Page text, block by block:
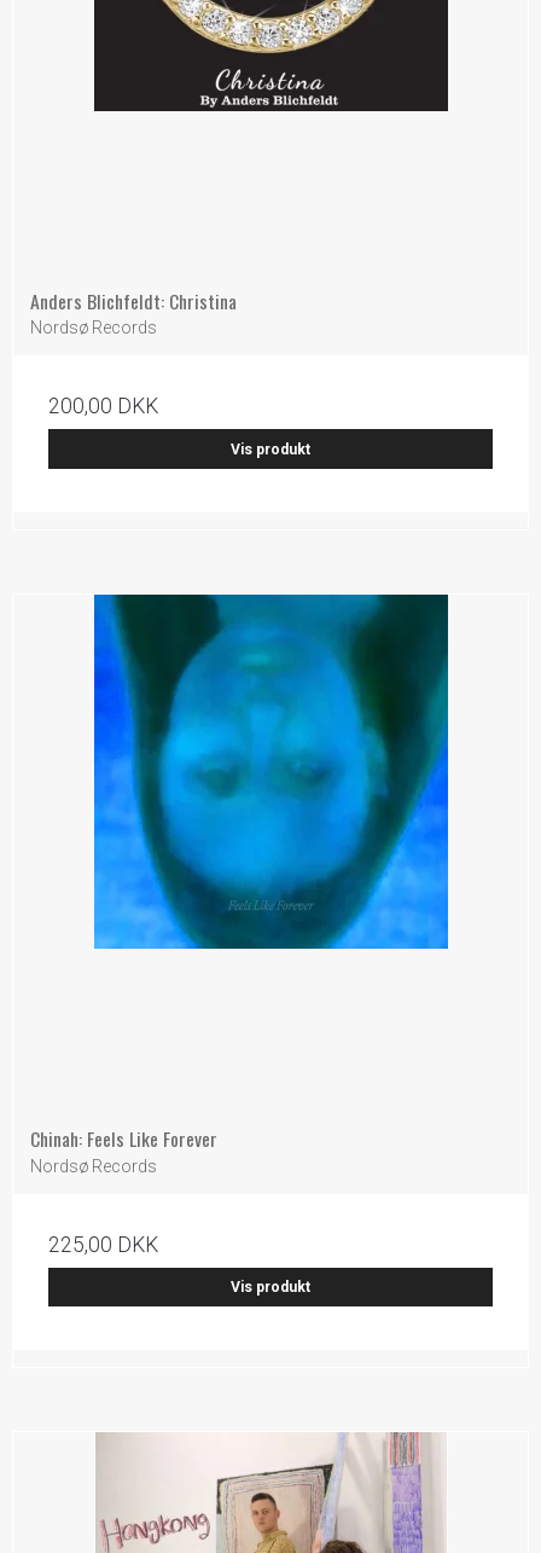
Anders Blichfeldt: Christina
Nordsø Records
200,00 DKK
Vis produkt
Chinah: Feels Like Forever
Nordsø Records
225,00 DKK
Vis produkt